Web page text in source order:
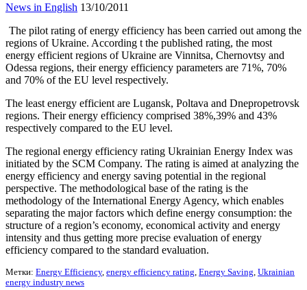
News in English 13/10/2011
The pilot rating of energy efficiency has been carried out among the
regions of Ukraine. According t the published rating, the most
energy efficient regions of Ukraine are Vinnitsa, Chernovtsy and
Odessa regions, their energy efficiency parameters are 71%, 70%
and 70% of the EU level respectively.
The least energy efficient are Lugansk, Poltava and Dnepropetrovsk
regions. Their energy efficiency comprised 38%,39% and 43%
respectively compared to the EU level.
The regional energy efficiency rating Ukrainian Energy Index was
initiated by the SCM Company. The rating is aimed at analyzing the
energy efficiency and energy saving potential in the regional
perspective. The methodological base of the rating is the
methodology of the International Energy Agency, which enables
separating the major factors which define energy consumption: the
structure of a region’s economy, economical activity and energy
intensity and thus getting more precise evaluation of energy
efficiency compared to the standard evaluation.
Метки: Energy Efficiency, energy efficiency rating, Energy Saving, Ukrainian
energy industry news